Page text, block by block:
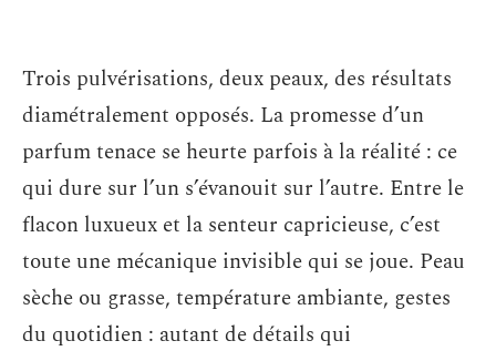
Trois pulvérisations, deux peaux, des résultats
diamétralement opposés. La promesse d’un
parfum tenace se heurte parfois à la réalité : ce
qui dure sur l’un s’évanouit sur l’autre. Entre le
flacon luxueux et la senteur capricieuse, c’est
toute une mécanique invisible qui se joue. Peau
sèche ou grasse, température ambiante, gestes
du quotidien : autant de détails qui